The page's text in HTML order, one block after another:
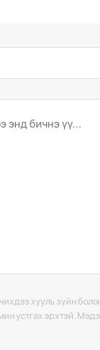
хууль зүйн
устгах эрхтэй.